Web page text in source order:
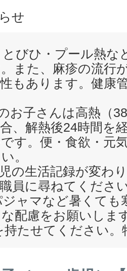
せ
とびひ・プール熱な
また、麻疹の流行
もあります。健康
お子さんは高熱（
、解熱後24時間を
す。便・食欲・元
。
の生活記録が変わ
員に尋ねてくださ
ジャマなど暑くても
配慮をお願いしま
持たせてください。